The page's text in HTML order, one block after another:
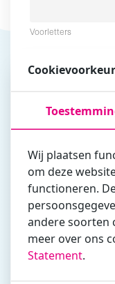
Voorletters
Tussenvoegsel
E-mailadres
Vul hier bij voorkeur
zakelijk/administratief
Is de
Ja
Nee
Wij plaatsen
om deze
functioneren.
andere soorten
meer over ons
Statement.